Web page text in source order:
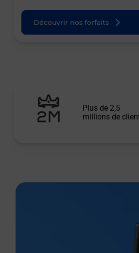
Découvrir nos forfaits
Plus de 2,5
millions de